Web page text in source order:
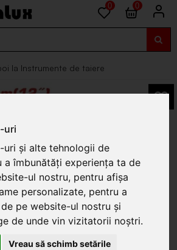
uri
uri și alte tehnologii de
a îmbunătăți experiența ta de
ul nostru, pentru afișa
personalizate, pentru a
pe website-ul nostru și
de unde vin vizitatorii noștri.
Vreau să schimb setările
0 0
Instrumente de taiere